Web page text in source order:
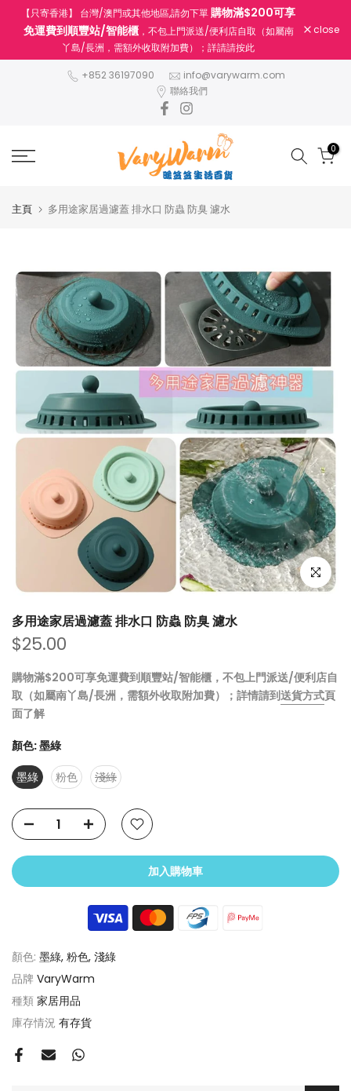
【只寄香港】 台灣/澳門或其他地區,請勿下單購物滿$200可享
免運費到順豐站/智能櫃，不包上門派送/便利店自取（如屬南
丫島/長洲，需額外收取附加費）；詳請請按此
close
+852 36197090
info@varywarm.com
聯絡我們
0
主頁 多用途家居過濾蓋 排水口 防蟲 防臭 濾水
點擊放大
多用途家居過濾蓋 排水口 防蟲 防臭 濾水
$25.00
購物滿$200可享免運費到順豐站/智能櫃，不包上門派送/便利店自
取（如屬南丫島/長洲，需額外收取附加費）；詳情請到送貨方式頁
面了解
顏色:墨綠
墨綠
粉色 淺綠
加入購物車
顏色: 墨綠, 粉色, 淺綠
品牌 VaryWarm
種類 家居用品
庫存情況 有存貨